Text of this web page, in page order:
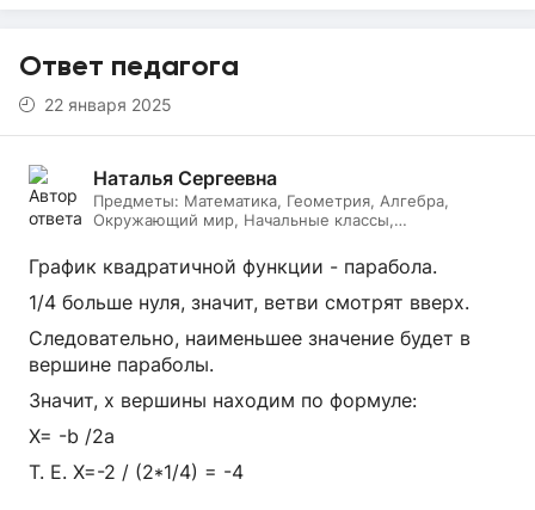
Ответ педагога
22 января 2025
Наталья Сергеевна
Предметы: Математика, Геометрия, Алгебра,
Окружающий мир, Начальные классы,
График квадратичной функции - парабола.
1/4 больше нуля, значит, ветви смотрят вверх.
Следовательно, наименьшее значение будет в
вершине параболы.
Значит, х вершины находим по формуле:
Х= -b /2a
Т. Е. Х=-2 / (2*1/4) = -4